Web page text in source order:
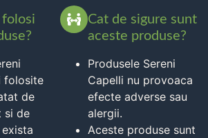
folosi
folosite
de
si de
exista
Cat de sigure sunt
aceste produse?
Produsele Sereni
Capelli nu provoaca
efecte adverse sau
alergii.
Aceste produse sunt